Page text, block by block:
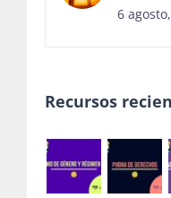
6
Recursos